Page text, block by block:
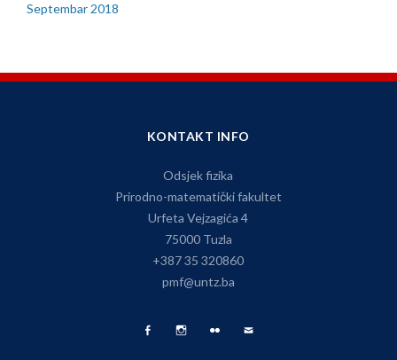
Septembar 2018
KONTAKT INFO
Odsjek fizika
Prirodno-matematički fakultet
Urfeta Vejzagića 4
75000 Tuzla
+387 35 320860
pmf@untz.ba